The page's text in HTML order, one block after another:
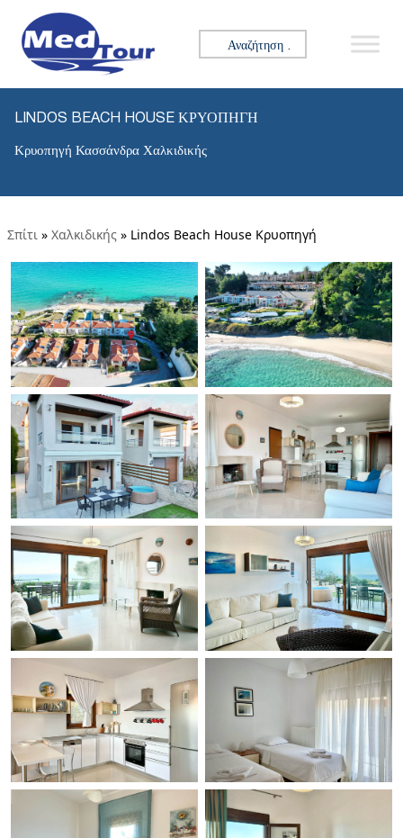
Αναζήτηση για:
LINDOS BEACH HOUSE ΚΡΥΟΠΗΓΉ
Κρυοπηγή Κασσάνδρα Χαλκιδικής
Σπίτι » Χαλκιδικής » Lindos Beach House Κρυοπηγή